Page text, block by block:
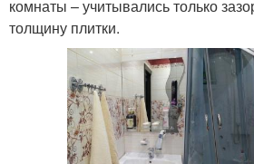
комнаты – учитывались только
толщину плитки.